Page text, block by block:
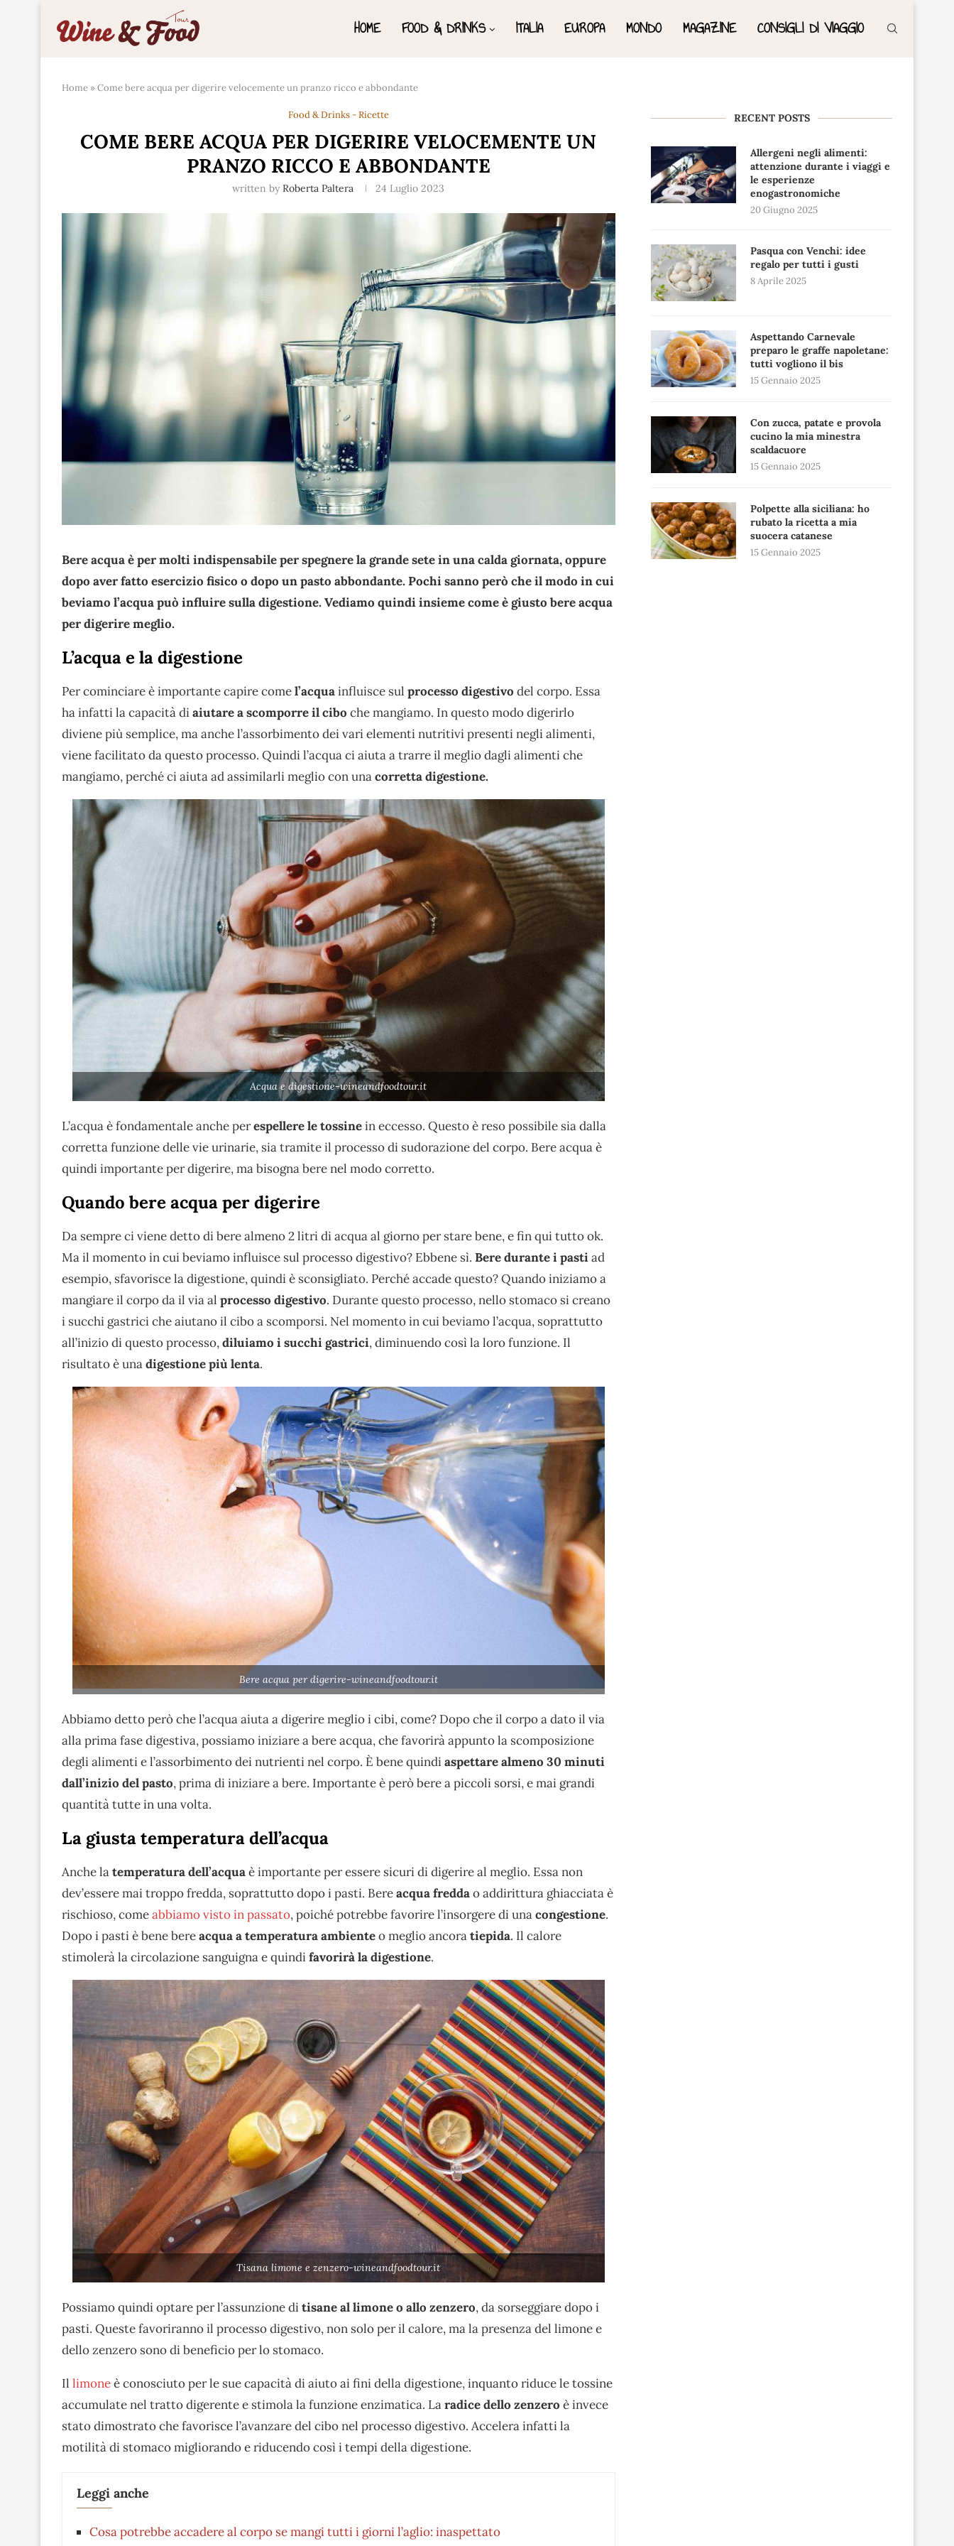
HOME FOOD & DRINKS ITALIA EUROPA MONDO MAGAZINE CONSIGLI DI VIAGGIO
Home »Come bere acqua per digerire velocemente un pranzo ricco e abbondante
Food & Drinks - Ricette
COME BERE ACQUA PER DIGERIRE VELOCEMENTE UN
PRANZO RICCO E ABBONDANTE
written byRoberta Paltera 24 Luglio 2023
Bere acqua è per molti indispensabile per spegnere la grande sete in una calda giornata, oppure
dopo aver fatto esercizio fisico o dopo un pasto abbondante. Pochi sanno però che il modo in cui
beviamo l’acqua può influire sulla digestione. Vediamo quindi insieme come è giusto bere acqua
per digerire meglio.
L’acqua e la digestione
Per cominciare è importante capire comel’acquainfluisce sul processo digestivo del corpo. Essa
ha infatti la capacità diaiutare a scomporre il cibo che mangiamo. In questo modo digerirlo
diviene più semplice, ma anche l’assorbimento dei vari elementi nutritivi presenti negli alimenti,
viene facilitato da questo processo. Quindi l’acqua ci aiuta a trarre il meglio dagli alimenti che
mangiamo, perché ci aiuta ad assimilarli meglio con unacorretta digestione.
Acqua e digestione-wineandfoodtour.it
L’acqua è fondamentale anche perespellere le tossinein eccesso. Questo è reso possibile sia dalla
corretta funzione delle vie urinarie, sia tramite il processo di sudorazione del corpo. Bere acqua è
quindi importante per digerire, ma bisogna bere nel modo corretto.
Quando bere acqua per digerire
Da sempre ci viene detto di bere almeno 2 litri di acqua al giorno per stare bene, e fin qui tutto ok.
Ma il momento in cui beviamo influisce sul processo digestivo? Ebbene sì. Bere durante i pastiad
esempio, sfavorisce la digestione, quindi è sconsigliato. Perché accade questo? Quando iniziamo a
mangiare il corpo da il via al processo digestivo. Durante questo processo, nello stomaco si creano
i succhi gastrici che aiutano il cibo a scomporsi. Nel momento in cui beviamo l’acqua, soprattutto
all’inizio di questo processo,diluiamo i succhi gastrici, diminuendo così la loro funzione. Il
risultato è unadigestione più lenta.
Bere acqua per digerire-wineandfoodtour.it
Abbiamo detto però che l’acqua aiuta a digerire meglio i cibi, come? Dopo che il corpo a dato il via
alla prima fase digestiva, possiamo iniziare a bere acqua, che favorirà appunto la scomposizione
degli alimenti e l’assorbimento dei nutrienti nel corpo. È bene quindiaspettare almeno 30 minuti
dall’inizio del pasto, prima di iniziare a bere. Importante è però bere a piccoli sorsi, e mai grandi
quantità tutte in una volta.
La giusta temperatura dell’acqua
Anche latemperatura dell’acquaè importante per essere sicuri di digerire al meglio. Essa non
dev’essere mai troppo fredda, soprattutto dopo i pasti. Bereacqua freddao addirittura ghiacciata è
rischioso, comeabbiamo visto in passato, poiché potrebbe favorire l’insorgere di unacongestione.
Dopo i pasti è bene bereacqua a temperatura ambienteo meglio ancoratiepida. Il calore
stimolerà la circolazione sanguigna e quindifavorirà la digestione.
Tisana limone e zenzero-wineandfoodtour.it
Possiamo quindi optare per l’assunzione ditisane al limone o allo zenzero, da sorseggiare dopo i
pasti. Queste favoriranno il processo digestivo, non solo per il calore, ma la presenza del limone e
dello zenzero sono di beneficio per lo stomaco.
Il limoneè conosciuto per le sue capacità di aiuto ai fini della digestione, inquanto riduce le tossine
accumulate nel tratto digerente e stimola la funzione enzimatica. Laradice dello zenzero è invece
stato dimostrato che favorisce l’avanzare del cibo nel processo digestivo. Accelera infatti la
motilità di stomaco migliorando e riducendo così i tempi della digestione.
Leggi anche
Cosa potrebbe accadere al corpo se mangi tutti i giorni l’aglio: inaspettato
RECENT POSTS
Allergeni negli alimenti:
attenzione durante i viaggi e
le esperienze
enogastronomiche
20 Giugno 2025
Pasqua con Venchi: idee
regalo per tutti i gusti
8 Aprile 2025
Aspettando Carnevale
preparo le graffe napoletane:
tutti vogliono il bis
15 Gennaio 2025
Con zucca, patate e provola
cucino la mia minestra
scaldacuore
15 Gennaio 2025
Polpette alla siciliana: ho
rubato la ricetta a mia
suocera catanese
15 Gennaio 2025